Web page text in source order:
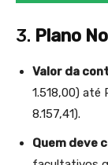
3. Plano
Valor da
1.518,00) até
8.157,41).
Quem deve